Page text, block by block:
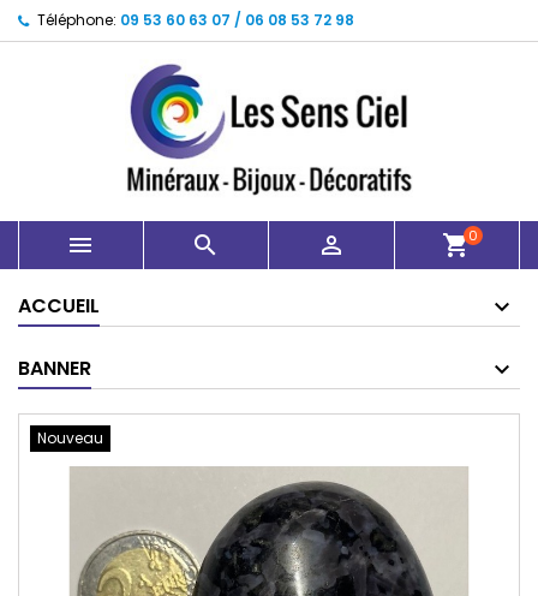
Téléphone: 09 53 60 63 07 / 06 08 53 72 98
   shopping_cart0
ACCUEIL
BANNER
Nouveau